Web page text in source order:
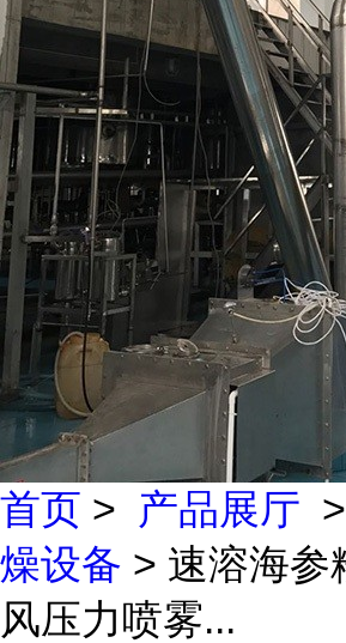
首页 > 产品展厅 >
燥设备 > 速溶海参
风压力喷雾...